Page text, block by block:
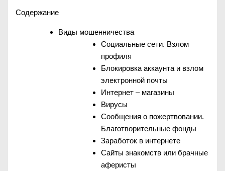
Содержание
Виды мошенничества
Социальные сети. Взлом
профиля
Блокировка аккаунта и взлом
электронной почты
Интернет – магазины
Вирусы
Сообщения о пожертвовании.
Благотворительные фонды
Заработок в интернете
Сайты знакомств или брачные
аферисты